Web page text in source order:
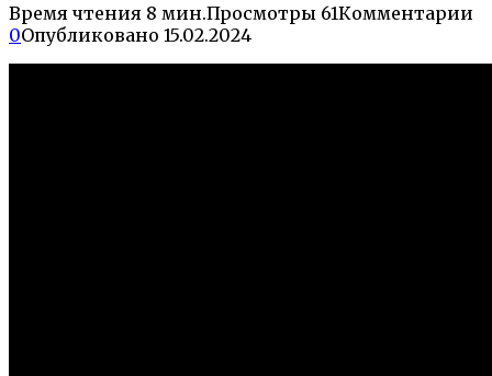
Время чтения 8 мин.Просмотры 61Комментарии
0Опубликовано 15.02.2024